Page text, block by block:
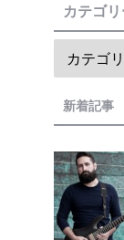
カテゴ
新着記事